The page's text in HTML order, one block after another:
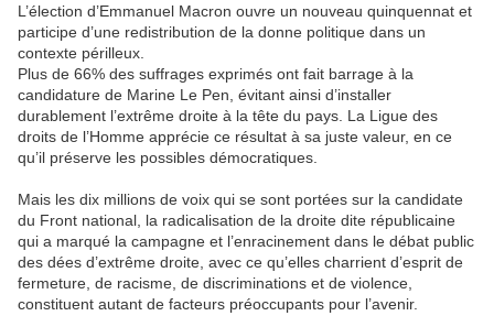
L’élection d’Emmanuel Macron ouvre un nouveau quinquennat et
participe d’une redistribution de la donne politique dans un
contexte périlleux.
Plus de 66% des suffrages exprimés ont fait barrage à la
candidature de Marine Le Pen, évitant ainsi d’installer
durablement l’extrême droite à la tête du pays. La Ligue des
droits de l’Homme apprécie ce résultat à sa juste valeur, en ce
qu’il préserve les possibles démocratiques.
Mais les dix millions de voix qui se sont portées sur la candidate
du Front national, la radicalisation de la droite dite républicaine
qui a marqué la campagne et l’enracinement dans le débat public
des dées d’extrême droite, avec ce qu’elles charrient d’esprit de
fermeture, de racisme, de discriminations et de violence,
constituent autant de facteurs préoccupants pour l’avenir.